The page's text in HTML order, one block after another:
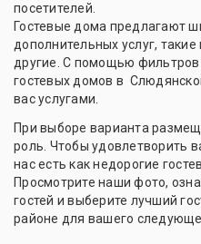
посетителей.
Гостевые дома предлагают
дополнительных услуг,
другие. С помощью
гостевых домов в
вас услугами.
При выборе варианта
роль. Чтобы удовлетворить
нас есть как недорогие
Просмотрите наши фото,
гостей и выберите лучший
районе для вашего